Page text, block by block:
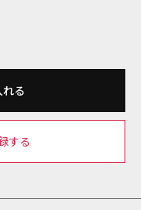
る
する